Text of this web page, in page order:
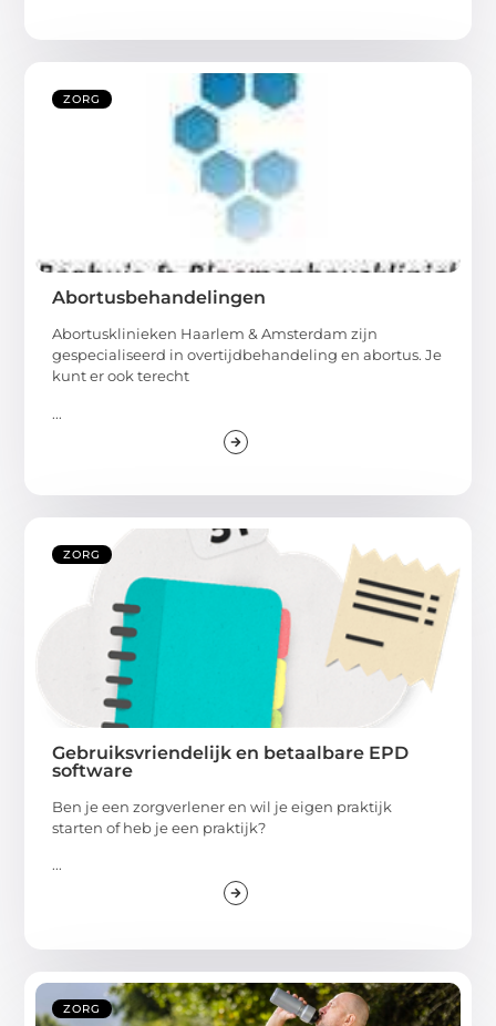
ZORG
Abortusbehandelingen
Abortusklinieken Haarlem & Amsterdam zijn
gespecialiseerd in overtijdbehandeling en abortus. Je
kunt er ook terecht
...
ZORG
Gebruiksvriendelijk en betaalbare EPD
software
Ben je een zorgverlener en wil je eigen praktijk
starten of heb je een praktijk?
...
ZORG